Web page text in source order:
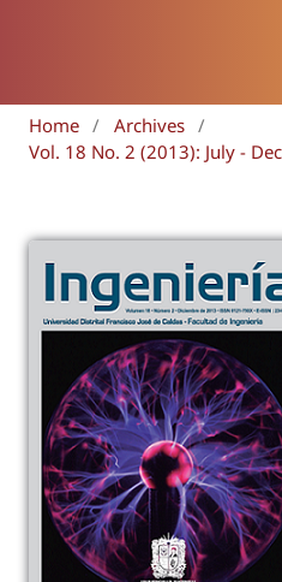
Home / Archives /
Vol. 18 No. 2 (2013): July -